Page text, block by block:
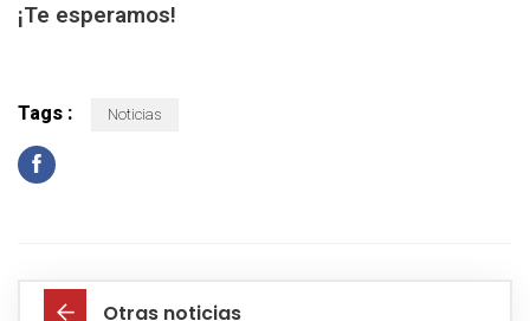
¡Te esperamos!
Tags : Noticias
Otras noticias